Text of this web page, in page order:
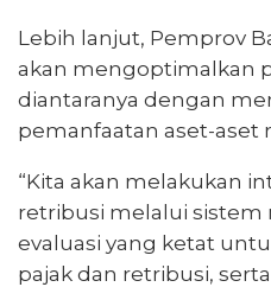
Lebih lanjut, Pemprov
akan mengoptimalkan
diantaranya dengan
pemanfaatan aset-aset
“Kita akan melakukan
retribusi melalui sistem
evaluasi yang ketat
pajak dan retribusi,